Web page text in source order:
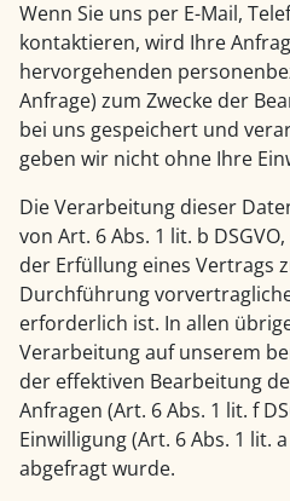
Wenn Sie uns per E-Mail,
kontaktieren, wird Ihre
hervorgehenden
Anfrage) zum Zwecke der
bei uns gespeichert und
geben wir nicht ohne Ihre
Die Verarbeitung dieser
von Art. 6 Abs. 1 lit. b
der Erfüllung eines Vertrags
Durchführung
erforderlich ist. In allen
Verarbeitung auf unserem
der effektiven Bearbeitung
Anfragen (Art. 6 Abs. 1 lit. f
Einwilligung (Art. 6 Abs. 1 lit.
abgefragt wurde.